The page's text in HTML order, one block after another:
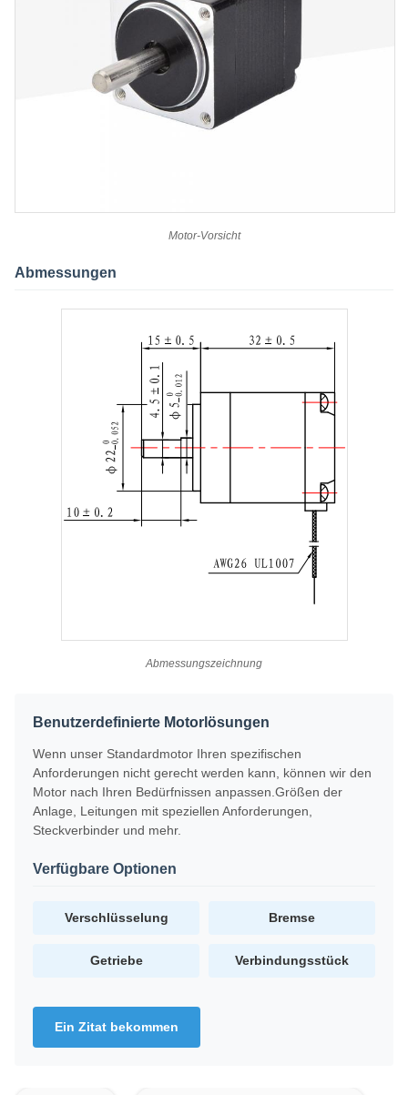
Motor-Vorsicht
Abmessungen
Abmessungszeichnung
Benutzerdefinierte Motorlösungen
Wenn unser Standardmotor Ihren spezifischen
Anforderungen nicht gerecht werden kann, können wir den
Motor nach Ihren Bedürfnissen anpassen.Größen der
Anlage, Leitungen mit speziellen Anforderungen,
Steckverbinder und mehr.
Verfügbare Optionen
Verschlüsselung Bremse
Getriebe Verbindungsstück
Ein Zitat bekommen